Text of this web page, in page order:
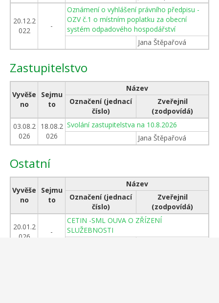
20.12.2
022
-
Oznámení o vyhlášení právního předpisu -
OZV č.1 o místním poplatku za obecní
systém odpadového hospodářství
Jana Štěpařová
Zastupitelstvo
Vyvěše
no
Sejmu
to
Název
Označení (jednací
číslo)
Zveřejnil
(zodpovídá)
03.08.2
026
18.08.2
026
Svolání zastupitelstva na 10.8.2026
Jana Štěpařová
Ostatní
Vyvěše
no
Sejmu
to
Název
Označení (jednací
číslo)
Zveřejnil
(zodpovídá)
20.01.2
026
-
CETIN -SML OUVA O ZŘÍZENÍ
SLUŽEBNOSTI